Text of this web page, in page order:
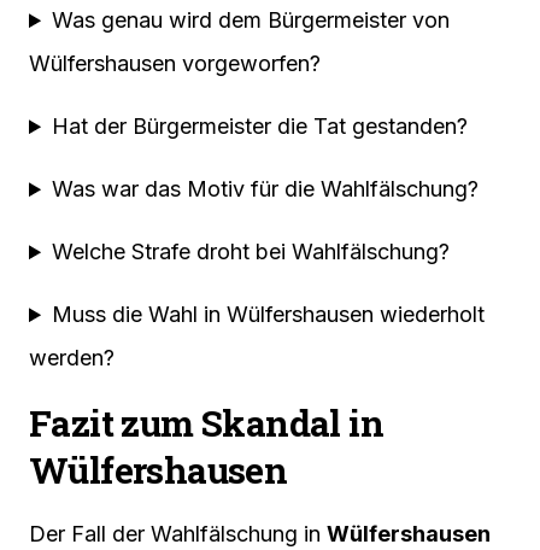
Was genau wird dem Bürgermeister von
Wülfershausen vorgeworfen?
Hat der Bürgermeister die Tat gestanden?
Was war das Motiv für die Wahlfälschung?
Welche Strafe droht bei Wahlfälschung?
Muss die Wahl in Wülfershausen wiederholt
werden?
Fazit zum Skandal in
Wülfershausen
Der Fall der Wahlfälschung in Wülfershausen